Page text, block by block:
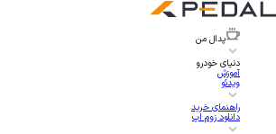
پدال من
دنیای خودرو
آموزش
ویدئو
راهنمای خرید
دانلود زوم اپ